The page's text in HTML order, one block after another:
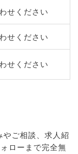
せください
せください
せください
ご相談、求人紹
ローまで完全無